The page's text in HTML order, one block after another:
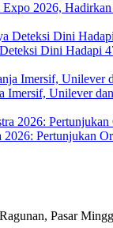
2026,
Dini Hadapi
Imersif, Unilever
Pertunjukan
Pasar